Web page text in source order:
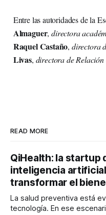
Entre las autoridades de la
Almaguer,directora
Raquel Castaño, directora
Livas, directora de Relación
READ MORE
QiHealth: la startup
inteligencia
transformar el
La salud preventiva está
tecnología. En ese